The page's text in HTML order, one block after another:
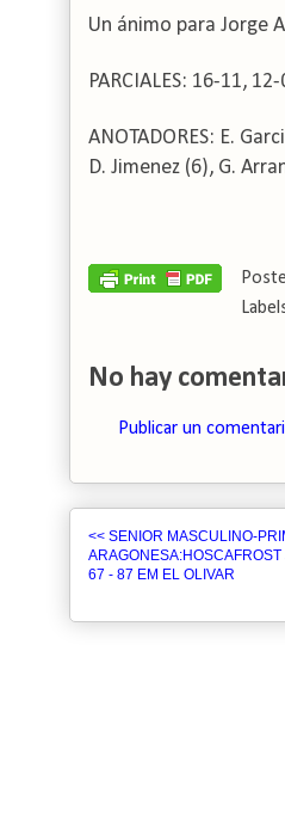
Un ánimo para Jorge
PARCIALES: 16-11,
ANOTADORES: E.
D. Jimenez (6), G.
No hay
Publicar un
<< SENIOR MASCULINO-
ARAGONESA:HOSCAFROST
67 - 87 EM EL OLIVAR